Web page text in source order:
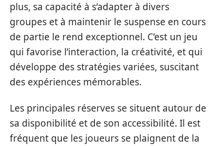
plus, sa capacité à s’adapter à divers
groupes et à maintenir le suspense en cours
de partie le rend exceptionnel. C’est un jeu
qui favorise l’interaction, la créativité, et qui
développe des stratégies variées, suscitant
des expériences mémorables.
Les principales réserves se situent autour de
sa disponibilité et de son accessibilité. Il est
fréquent que les joueurs se plaignent de la